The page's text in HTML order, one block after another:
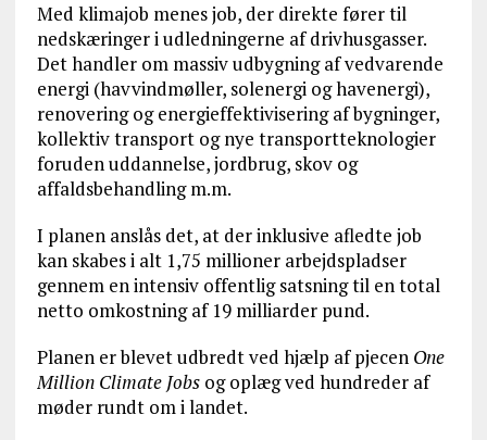
Med klimajob menes job, der direkte fører til
nedskæringer i udledningerne af drivhusgasser.
Det handler om massiv udbygning af vedvarende
energi (havvindmøller, solenergi og havenergi),
renovering og energieffektivisering af bygninger,
kollektiv transport og nye transportteknologier
foruden uddannelse, jordbrug, skov og
affaldsbehandling m.m.
I planen anslås det, at der inklusive afledte job
kan skabes i alt 1,75 millioner arbejdspladser
gennem en intensiv offentlig satsning til en total
netto omkostning af 19 milliarder pund.
Planen er blevet udbredt ved hjælp af pjecen One
Million Climate Jobsog oplæg ved hundreder af
møder rundt om i landet.